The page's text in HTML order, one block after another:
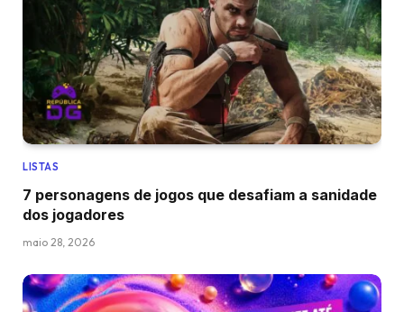
LISTAS
7 personagens de jogos que desafiam a sanidade
dos jogadores
maio 28, 2026